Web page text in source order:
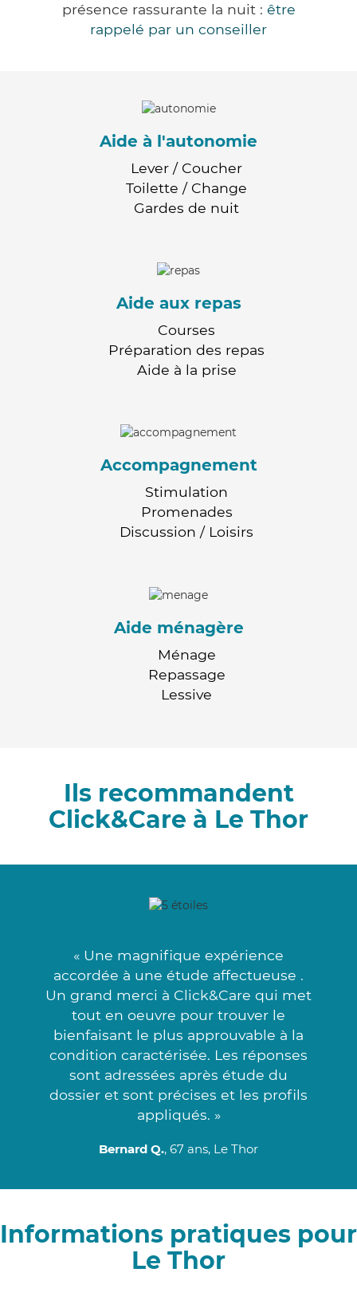
présence rassurante la nuit : être
rappelé par un conseiller
Aide à l'autonomie
Lever / Coucher
Toilette / Change
Gardes de nuit
Aide aux repas
Courses
Préparation des repas
Aide à la prise
Accompagnement
Stimulation
Promenades
Discussion / Loisirs
Aide ménagère
Ménage
Repassage
Lessive
Ils recommandent
Click&Care à Le Thor
« Une magnifique expérience
accordée à une étude affectueuse .
Un grand merci à Click&Care qui met
tout en oeuvre pour trouver le
bienfaisant le plus approuvable à la
condition caractérisée. Les réponses
sont adressées après étude du
dossier et sont précises et les profils
appliqués. »
Bernard Q., 67 ans, Le Thor
Informations pratiques pour
Le Thor